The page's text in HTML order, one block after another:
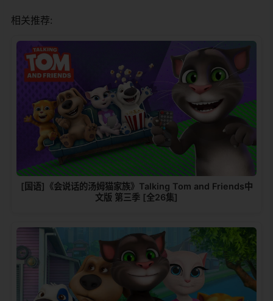
相关推荐:
[国语]《会说话的汤姆猫家族》Talking Tom and Friends中
文版 第三季 [全26集]